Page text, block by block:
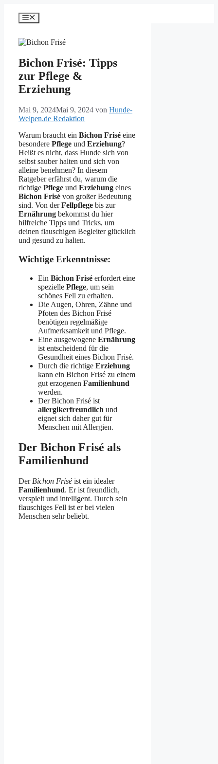
Inhalt
springen
Menü
Bichon Frisé: Tipps
zur Pflege &
Erziehung
Mai 9, 2024Mai 9, 2024 von Hunde-
Welpen.de Redaktion
Warum braucht ein Bichon Frisé eine
besondere Pflege und Erziehung?
Heißt es nicht, dass Hunde sich von
selbst sauber halten und sich von
alleine benehmen? In diesem
Ratgeber erfährst du, warum die
richtige Pflege und Erziehung eines
Bichon Frisé von großer Bedeutung
sind. Von derFellpflege bis zur
Ernährung bekommst du hier
hilfreiche Tipps und Tricks, um
deinen flauschigen Begleiter glücklich
und gesund zu halten.
Wichtige Erkenntnisse:
Ein Bichon Frisé erfordert eine
spezielle Pflege, um sein
schönes Fell zu erhalten.
Die Augen, Ohren, Zähne und
Pfoten des Bichon Frisé
benötigen regelmäßige
Aufmerksamkeit und Pflege.
Eine ausgewogene Ernährung
ist entscheidend für die
Gesundheit eines Bichon Frisé.
Durch die richtige Erziehung
kann ein Bichon Frisé zu einem
gut erzogenen Familienhund
werden.
Der Bichon Frisé ist
allergikerfreundlich und
eignet sich daher gut für
Menschen mit Allergien.
Der Bichon Frisé als
Familienhund
Der Bichon Friséist ein idealer
Familienhund. Er ist freundlich,
verspielt und intelligent. Durch sein
flauschiges Fell ist er bei vielen
Menschen sehr beliebt.